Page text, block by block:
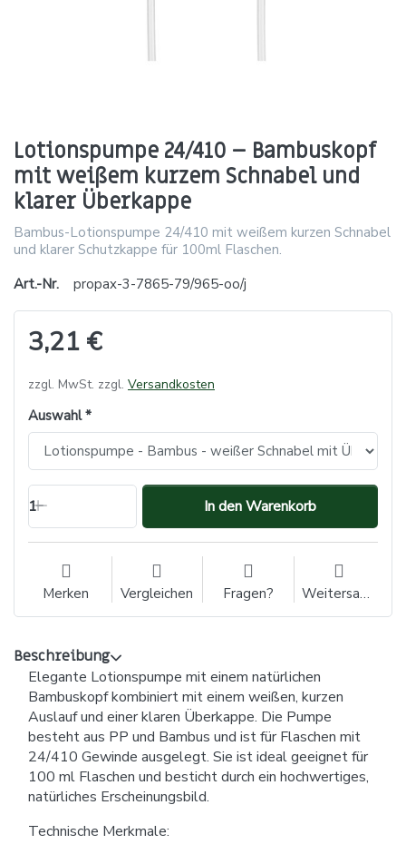
Lotionspumpe 24/410 – Bambuskopf
mit weißem kurzem Schnabel und
klarer Überkappe
Bambus-Lotionspumpe 24/410 mit weißem kurzen Schnabel
und klarer Schutzkappe für 100ml Flaschen.
Art.-Nr.
propax-3-7865-79/965-oo/j
3,21 €
zzgl. MwSt. zzgl. Versandkosten
Auswahl
1 In den Warenkorb
Merken Vergleichen Fragen? Weitersagen
Beschreibung
Elegante Lotionspumpe mit einem natürlichen
Bambuskopf kombiniert mit einem weißen, kurzen
Auslauf und einer klaren Überkappe. Die Pumpe
besteht aus PP und Bambus und ist für Flaschen mit
24/410 Gewinde ausgelegt. Sie ist ideal geeignet für
100 ml Flaschen und besticht durch ein hochwertiges,
natürliches Erscheinungsbild.
Technische Merkmale: